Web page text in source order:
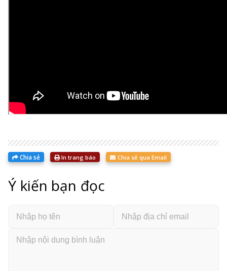
Chia sẻ In trang báo Chia sẻ qua Email
Ý kiến bạn đọc